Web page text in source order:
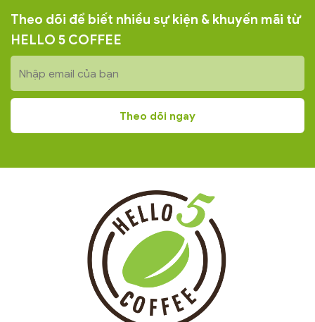
Theo dõi để biết nhiều sự kiện & khuyến mãi từ
HELLO 5 COFFEE